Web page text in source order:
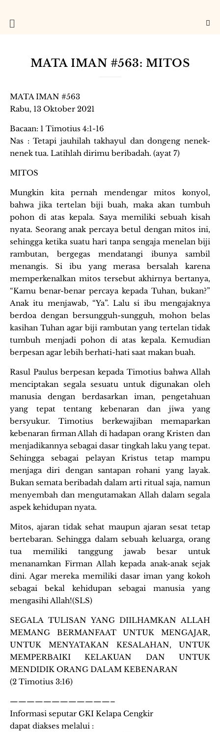
MATA IMAN #563: MITOS
MATA IMAN #563
Rabu, 13 Oktober 2021
Bacaan: 1 Timotius 4:1-16
Nas : Tetapi jauhilah takhayul dan dongeng nenek-
nenek tua. Latihlah dirimu beribadah. (ayat 7)
MITOS
Mungkin kita pernah mendengar mitos konyol,
bahwa jika tertelan biji buah, maka akan tumbuh
pohon di atas kepala. Saya memiliki sebuah kisah
nyata. Seorang anak percaya betul dengan mitos ini,
sehingga ketika suatu hari tanpa sengaja menelan biji
rambutan, bergegas mendatangi ibunya sambil
menangis. Si ibu yang merasa bersalah karena
memperkenalkan mitos tersebut akhirnya bertanya,
“Kamu benar-benar percaya kepada Tuhan, bukan?”
Anak itu menjawab, “Ya”. Lalu si ibu mengajaknya
berdoa dengan bersungguh-sungguh, mohon belas
kasihan Tuhan agar biji rambutan yang tertelan tidak
tumbuh menjadi pohon di atas kepala. Kemudian
berpesan agar lebih berhati-hati saat makan buah.
Rasul Paulus berpesan kepada Timotius bahwa Allah
menciptakan segala sesuatu untuk digunakan oleh
manusia dengan berdasarkan iman, pengetahuan
yang tepat tentang kebenaran dan jiwa yang
bersyukur. Timotius berkewajiban memaparkan
kebenaran firman Allah di hadapan orang Kristen dan
menjadikannya sebagai dasar tingkah laku yang tepat.
Sehingga sebagai pelayan Kristus tetap mampu
menjaga diri dengan santapan rohani yang layak.
Bukan semata beribadah dalam arti ritual saja, namun
menyembah dan mengutamakan Allah dalam segala
aspek kehidupan nyata.
Mitos, ajaran tidak sehat maupun ajaran sesat tetap
bertebaran. Sehingga dalam sebuah keluarga, orang
tua memiliki tanggung jawab besar untuk
menanamkan Firman Allah kepada anak-anak sejak
dini. Agar mereka memiliki dasar iman yang kokoh
sebagai bekal kehidupan sebagai manusia yang
mengasihi Allah!(SLS)
SEGALA TULISAN YANG DIILHAMKAN ALLAH
MEMANG BERMANFAAT UNTUK MENGAJAR,
UNTUK MENYATAKAN KESALAHAN, UNTUK
MEMPERBAIKI KELAKUAN DAN UNTUK
MENDIDIK ORANG DALAM KEBENARAN
(2 Timotius 3:16)
————————————–
Informasi seputar GKI Kelapa Cengkir
dapat diakses melalui :